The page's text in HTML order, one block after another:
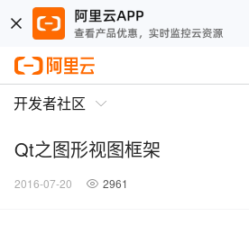
开发者社区
Qt之图形视图框架
2016-07-20 2961